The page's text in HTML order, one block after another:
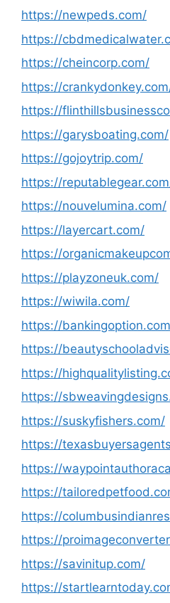
https://newpeds.com/
https://
https://cheincorp.com/
https://
https://
https://garysboating.com/
https://gojoytrip.com/
https://
https://nouvelumina.com/
https://layercart.com/
https://
https://playzoneuk.com/
https://wiwila.com/
https://
https://
https://
https://
https://suskyfishers.com/
https://
https://
https://
https://
https://
https://savinitup.com/
https://